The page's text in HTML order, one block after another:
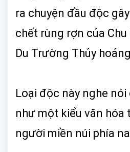
ra chuyện đầu độc
chết rùng rợn của Chu
Du Trường Thủy
Loại độc này nghe
như một kiểu văn hóa
người miền núi phía